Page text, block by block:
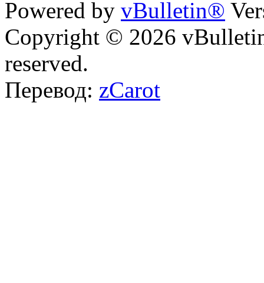
Powered by vBulletin®
Copyright © 2026
reserved.
Перевод: zCarot